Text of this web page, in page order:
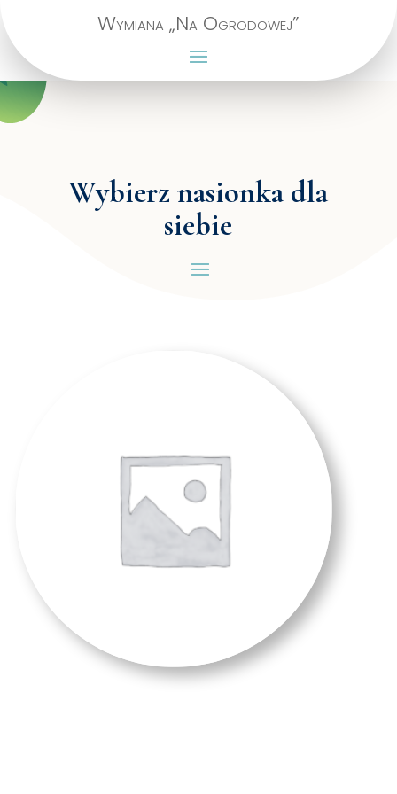
Wymiana „Na Ogrodowej”
Wybierz nasionka dla
siebie